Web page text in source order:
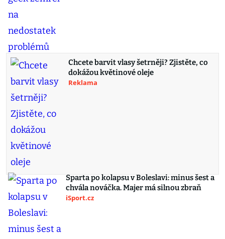
Chcete barvit vlasy šetrněji? Zjistěte, co
dokážou květinové oleje
Reklama
Sparta po kolapsu v Boleslavi: minus šest a
chvála nováčka. Majer má silnou zbraň
iSport.cz